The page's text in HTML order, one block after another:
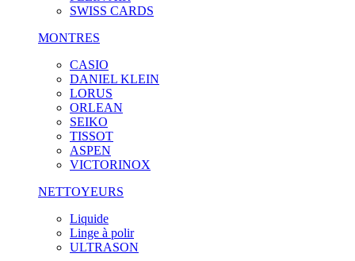
SWISS CARDS
MONTRES
CASIO
DANIEL KLEIN
LORUS
ORLEAN
SEIKO
TISSOT
ASPEN
VICTORINOX
NETTOYEURS
Liquide
Linge à polir
ULTRASON